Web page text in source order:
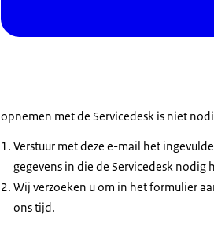
opnemen met de Servicedesk is niet
Verstuur met deze e-mail het ingevulde
gegevens in die de Servicedesk nodig
Wij verzoeken u om in het formulier
ons tijd.